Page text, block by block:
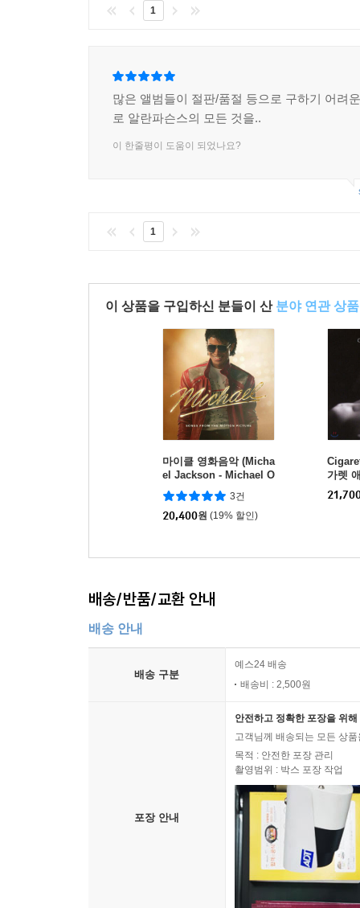
1
많은 앨범들이 절판/품절 등으로 구하기 어려
로 알란파슨스의 모든 것을..
이 한줄평이 도움이 되었나요?
1
이 상품을 구입하신 분들이 산 분야 연관 상품
마이클 영화음악 (Micha
el Jackson - Michael O
ST: Songs From the M
otion Picture) 3건
20,400원 (19% 할인)
가렛
P)
배송/반품/교환 안내
배송 안내
배송 구분
예스24 배송
배송비 : 2,500원
포장 안내
안전하고 정확한 포장을 위
고객님께 배송되는 모든 상
목적 : 안전한 포장 관리
촬영범위 : 박스 포장 작업